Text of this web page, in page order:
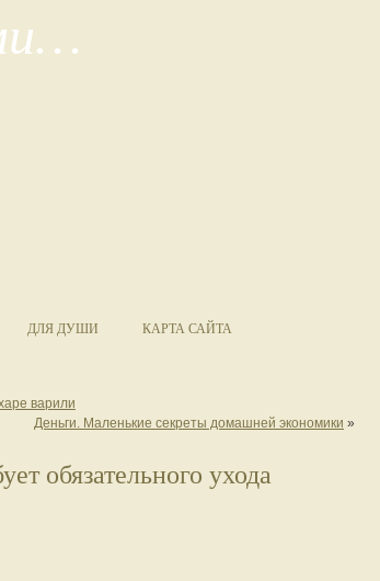
ДЛЯ ДУШИ КАРТА САЙТА
варили
Деньги. Маленькие секреты домашней экономики »
обязательного ухода